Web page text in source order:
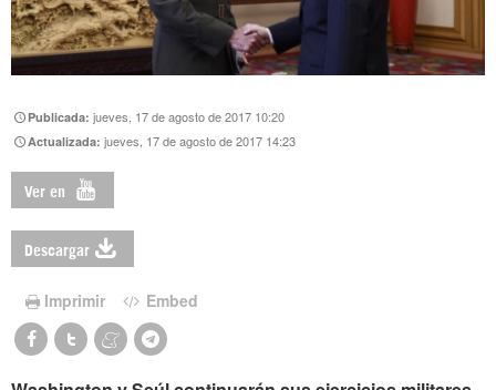
Publicada:jueves, 17 de agosto de 2017 10:20
Actualizada:jueves, 17 de agosto de 2017 14:23
Ver en
Descargar
Imprimir Embed